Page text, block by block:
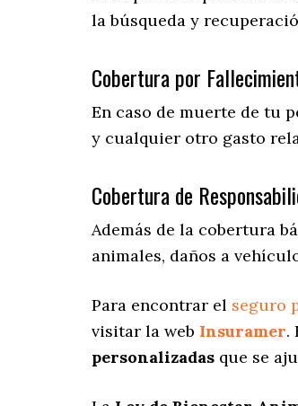
la búsqueda y
Cobertura por
En caso de muerte de tu
y cualquier otro gasto
Cobertura de
Además de la cobertura
animales, daños a
Para encontrar el seguro
visitar la web Insuramer.
personalizadas que se